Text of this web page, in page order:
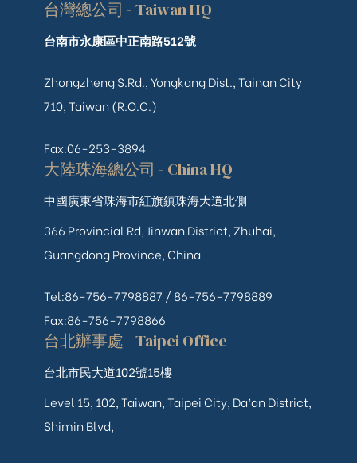
台灣總公司 - Taiwan HQ
台南市永康區中正南路512號
Zhongzheng S.Rd., Yongkang Dist., Tainan City
710, Taiwan (R.O.C.)
Fax:06-253-3894
大陸珠海總公司 - China HQ
中國廣東省珠海市紅旗鎮珠海大道北側
366 Provincial Rd, Jinwan District, Zhuhai,
Guangdong Province, China
Tel:86-756-7798887 / 86-756-7798889
Fax:86-756-7798866
台北辦事處 - Taipei Office
台北市民大道102號15樓
Level 15, 102, Taiwan, Taipei City, Da’an District,
Shimin Blvd,